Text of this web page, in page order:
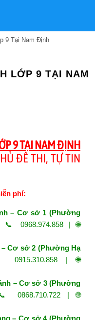
9 Tại Nam Định
LỚP 9 TẠI NAM
9 TẠI NAM ĐỊNH
ĐỀ THI, TỰ TIN
phí:
– Cơ sở 1 (Phường
📞 0968.974.858 | 🌐
– Cơ sở 2 (Phường Hạ
| 🌐
– Cơ sở 3 (Phường
0868.710.722 | 🌐
– Cơ sở 4 (Phường